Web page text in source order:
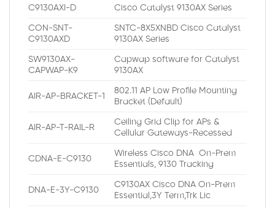
C9130AXI-D Cisco Catalyst 9130AX Series
CON-SNT-
C9130AXD
SNTC-8X5XNBD Cisco Catalyst
9130AX Series
SW9130AX-
CAPWAP-K9
Capwap software for Catalyst
9130AX
AIR-AP-BRACKET-1
802.11 AP Low Profile Mounting
Bracket (Default)
AIR-AP-T-RAIL-R
Ceiling Grid Clip for APs &
Cellular Gateways-Recessed
CDNA-E-C9130
Wireless Cisco DNA On-Prem
Essentials, 9130 Tracking
DNA-E-3Y-C9130
C9130AX Cisco DNA On-Prem
Essential,3Y Term,Trk Lic